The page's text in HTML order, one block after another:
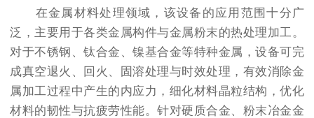
在金属材料处理领域，该设备的应用范围十分广
泛，主要用于各类金属构件与金属粉末的热处理加工。
对于不锈钢、钛合金、镍基合金等特种金属，设备可完
成真空退火、回火、固溶处理与时效处理，有效消除金
属加工过程中产生的内应力，细化材料晶粒结构，优化
材料的韧性与抗疲劳性能。针对硬质合金、粉末冶金金